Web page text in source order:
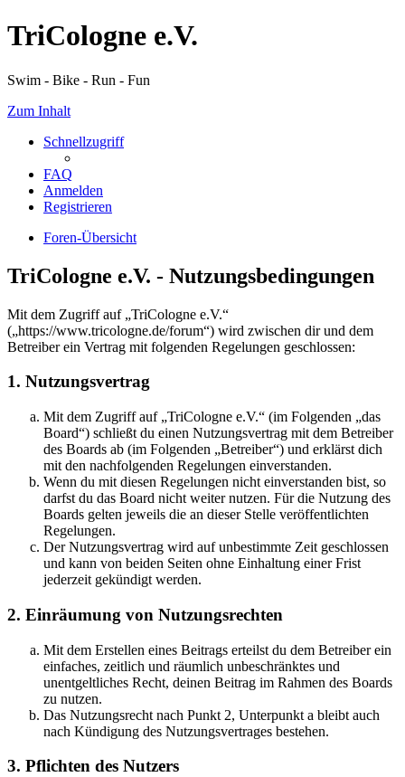
TriCologne e.V.
Swim - Bike - Run - Fun
Zum Inhalt
Schnellzugriff
FAQ
Anmelden
Registrieren
Foren-Übersicht
TriCologne e.V. - Nutzungsbedingungen
Mit dem Zugriff auf „TriCologne e.V.“
(„https://www.tricologne.de/forum“) wird zwischen dir und dem
Betreiber ein Vertrag mit folgenden Regelungen geschlossen:
1. Nutzungsvertrag
Mit dem Zugriff auf „TriCologne e.V.“ (im Folgenden „das
Board“) schließt du einen Nutzungsvertrag mit dem Betreiber
des Boards ab (im Folgenden „Betreiber“) und erklärst dich
mit den nachfolgenden Regelungen einverstanden.
Wenn du mit diesen Regelungen nicht einverstanden bist, so
darfst du das Board nicht weiter nutzen. Für die Nutzung des
Boards gelten jeweils die an dieser Stelle veröffentlichten
Regelungen.
Der Nutzungsvertrag wird auf unbestimmte Zeit geschlossen
und kann von beiden Seiten ohne Einhaltung einer Frist
jederzeit gekündigt werden.
2. Einräumung von Nutzungsrechten
Mit dem Erstellen eines Beitrags erteilst du dem Betreiber ein
einfaches, zeitlich und räumlich unbeschränktes und
unentgeltliches Recht, deinen Beitrag im Rahmen des Boards
zu nutzen.
Das Nutzungsrecht nach Punkt 2, Unterpunkt a bleibt auch
nach Kündigung des Nutzungsvertrages bestehen.
3. Pflichten des Nutzers